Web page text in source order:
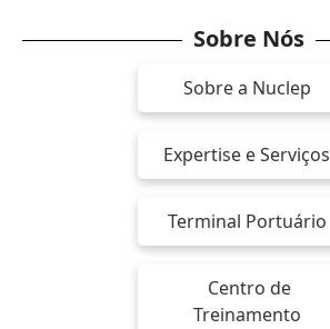
Sobre Nós
Sobre a Nuclep
Expertise e Serviços
Terminal Portuário
Centro de
Treinamento